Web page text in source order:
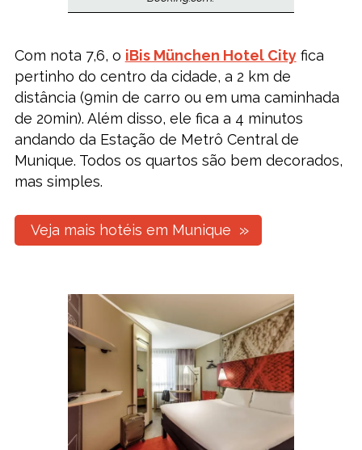
Com nota 7,6, o iBis München Hotel Cityfica
pertinho do centro da cidade, a 2 km de
distância (9min de carro ou em uma caminhada
de 20min). Além disso, ele fica a 4 minutos
andando da Estação de Metrô Central de
Munique. Todos os quartos são bem decorados,
mas simples.
Veja mais hotéis em Munique